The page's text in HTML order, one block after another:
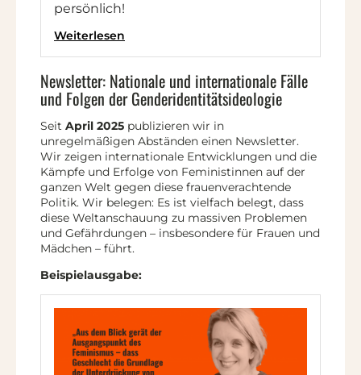
persönlich!
Weiterlesen
Newsletter: Nationale und internationale Fälle
und Folgen der Genderidentitätsideologie
Seit April 2025 publizieren wir in
unregelmäßigen Abständen einen Newsletter.
Wir zeigen internationale Entwicklungen und die
Kämpfe und Erfolge von Feministinnen auf der
ganzen Welt gegen diese frauenverachtende
Politik. Wir belegen: Es ist vielfach belegt, dass
diese Weltanschauung zu massiven Problemen
und Gefährdungen – insbesondere für Frauen und
Mädchen – führt.
Beispielausgabe: